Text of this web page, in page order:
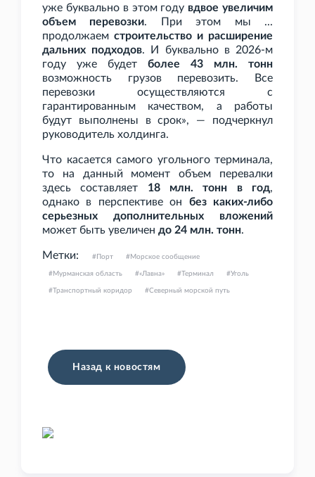
уже буквально в этом году вдвое увеличим
объем перевозки. При этом мы ...
продолжаем строительство и расширение
дальних подходов. И буквально в 2026-м
году уже будет более 43
млн. тонн
возможность грузов перевозить. Все
перевозки осуществляются с
гарантированным качеством, а работы
будут выполнены в срок», — подчеркнул
руководитель холдинга.
Что касается самого угольного терминала,
то на данный момент объем перевалки
здесь составляет 18 млн. тонн в год,
однако в перспективе он без каких-либо
серьезных дополнительных вложений
может быть увеличен до 24 млн. тонн.
Метки: Порт Морское сообщение
Мурманская область «Лавна» Терминал Уголь
Транспортный коридор Северный морской путь
Назад к новостям